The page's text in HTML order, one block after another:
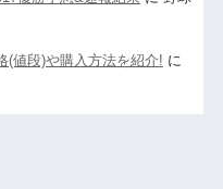
(値段)や購入方法を紹介! に